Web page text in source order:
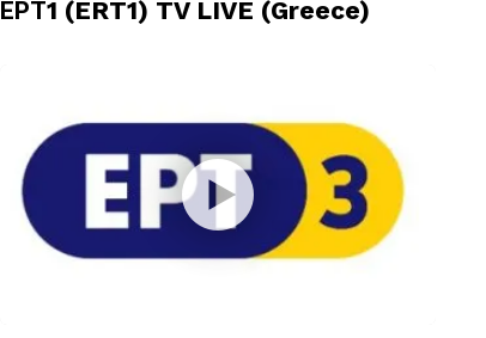
ΕΡΤ1 (ERT1) TV LIVE (Greece)